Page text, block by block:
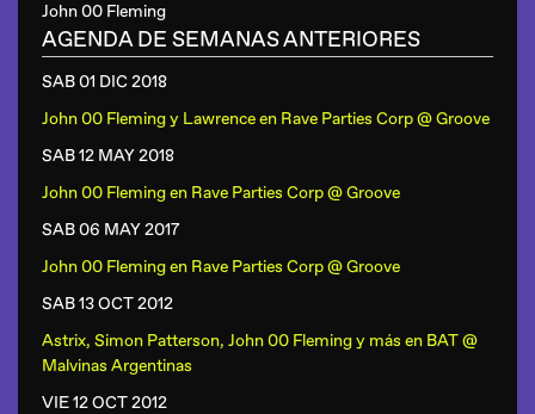
John 00 Fleming
AGENDA DE SEMANAS ANTERIORES
SAB 01 DIC 2018
John 00 Fleming y Lawrenceen Rave Parties Corp @ Groove
SAB 12 MAY2018
John 00 Flemingen Rave Parties Corp @ Groove
SAB 06 MAY2017
John 00 Flemingen Rave Parties Corp @ Groove
SAB 13 OCT2012
Astrix, Simon Patterson, John 00 Fleming y más en BAT @
Malvinas Argentinas
VIE 12 OCT2012